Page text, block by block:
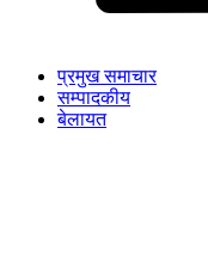
प्रमुख समाचार
सम्पादकीय
बेलायत